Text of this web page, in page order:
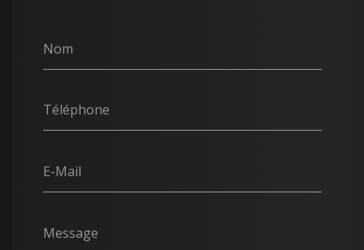
Nom
Téléphone
E-Mail
Message